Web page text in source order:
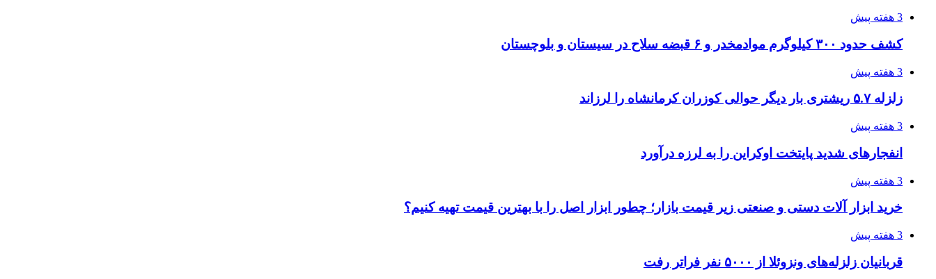
3 هفته پیش
کشف حدود ۳۰۰ کیلوگرم موادمخدر و ۶ قبضه سلاح در سیستان و بلوچستان
3 هفته پیش
زلزله ۵.۷ ریشتری بار دیگر حوالی کوزران کرمانشاه را لرزاند
3 هفته پیش
انفجارهای شدید پایتخت اوکراین را به لرزه درآورد
3 هفته پیش
خرید ابزار آلات دستی و صنعتی زیر قیمت بازار؛ چطور ابزار اصل را با بهترین قیمت تهیه کنیم؟
3 هفته پیش
قربانیان زلزله‌های ونزوئلا از ۵۰۰۰ نفر فراتر رفت